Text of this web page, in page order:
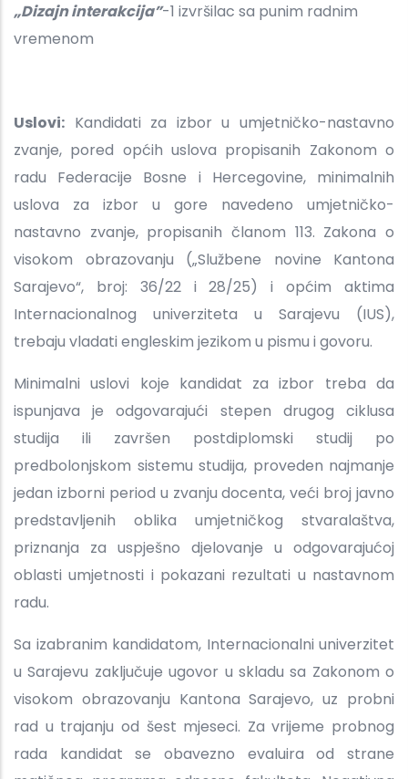
„Dizajn interakcija”-1 izvršilac sa punim radnim
vremenom
Uslovi: Kandidati za izbor u umjetničko-nastavno
zvanje, pored općih uslova propisanih Zakonom o
radu Federacije Bosne i Hercegovine, minimalnih
uslova za izbor u gore navedeno umjetničko-
nastavno zvanje, propisanih članom 113. Zakona o
visokom obrazovanju („Službene novine Kantona
Sarajevo“, broj: 36/22 i 28/25) i općim aktima
Internacionalnog univerziteta u Sarajevu (IUS),
trebaju vladati engleskim jezikom u pismu i govoru.
Minimalni uslovi koje kandidat za izbor treba da
ispunjava je odgovarajući stepen drugog ciklusa
studija ili završen postdiplomski studij po
predbolonjskom sistemu studija, proveden najmanje
jedan izborni period u zvanju docenta, veći broj javno
predstavljenih oblika umjetničkog stvaralaštva,
priznanja za uspješno djelovanje u odgovarajućoj
oblasti umjetnosti i pokazani rezultati u nastavnom
radu.
Sa izabranim kandidatom, Internacionalni univerzitet
u Sarajevu zaključuje ugovor u skladu sa Zakonom o
visokom obrazovanju Kantona Sarajevo, uz probni
rad u trajanju od šest mjeseci. Za vrijeme probnog
rada kandidat se obavezno evaluira od strane